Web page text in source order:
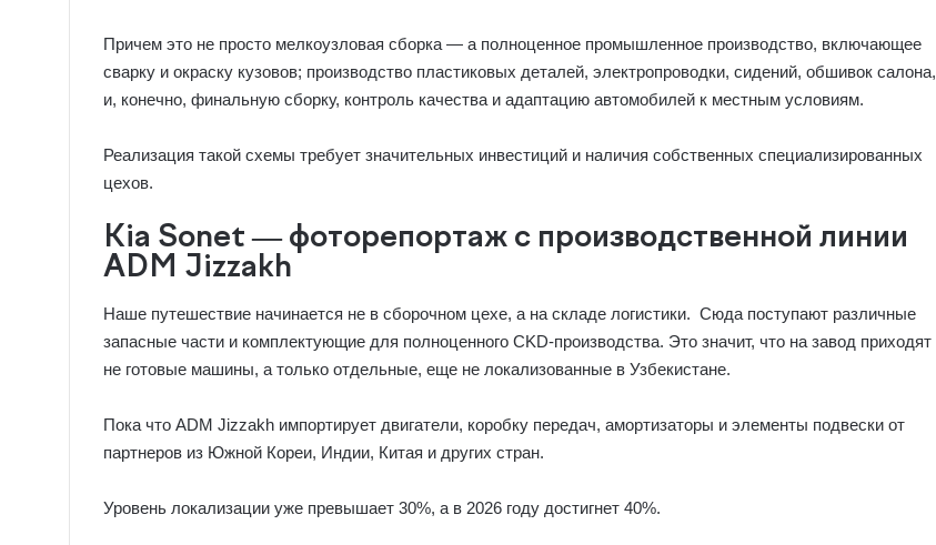
Причем это не просто мелкоузловая сборка — а полноценное промышленное производство, включающее
сварку и окраску кузовов; производство пластиковых деталей, электропроводки, сидений, обшивок салона,
и, конечно, финальную сборку, контроль качества и адаптацию автомобилей к местным условиям.
Реализация такой схемы требует значительных инвестиций и наличия собственных специализированных
цехов.
Kia Sonet — фоторепортаж с производственной линии
ADM Jizzakh
Наше путешествие начинается не в сборочном цехе, а на складе логистики. Сюда поступают различные
запасные части и комплектующие для полноценного CKD-производства. Это значит, что на завод приходят
не готовые машины, а только отдельные, еще не локализованные в Узбекистане.
Пока что ADM Jizzakh импортирует двигатели, коробку передач, амортизаторы и элементы подвески от
партнеров из Южной Кореи, Индии, Китая и других стран.
Уровень локализации уже превышает 30%, а в 2026 году достигнет 40%.